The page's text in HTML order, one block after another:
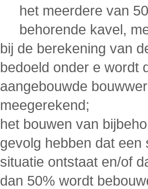
het meerdere van
behorende kavel,
bij de berekening van
bedoeld onder e wordt
aangebouwde
meegerekend;
het bouwen van
gevolg hebben dat
situatie ontstaat en/of
dan 50% wordt